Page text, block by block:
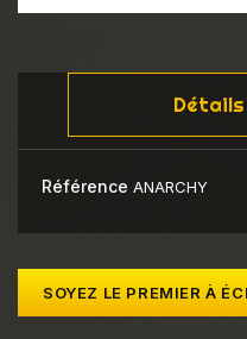
Référence ANARCHY
SOYEZ LE PREMIER À